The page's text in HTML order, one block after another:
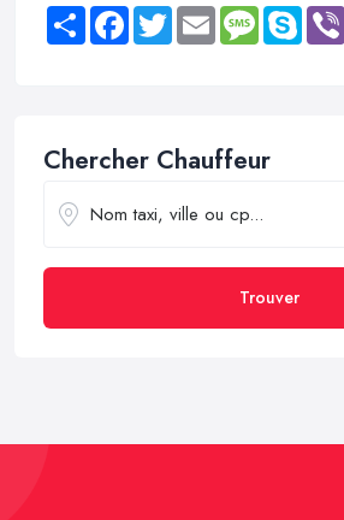
Share FacebookTwitter Email MessageSkype
Chercher Chauffeur
Trouver